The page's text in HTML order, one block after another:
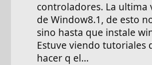
controladores. La ultima
de Window8.1, de esto
sino hasta que instale
Estuve viendo tutoriales
hacer q el...